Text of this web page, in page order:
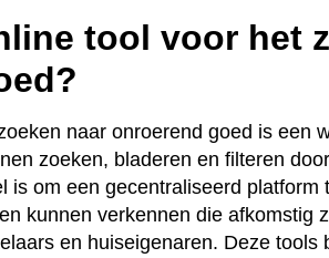
tool voor het
naar onroerend goed is een
zoeken, bladeren en filteren
is om een gecentraliseerd platform
kunnen verkennen die afkomstig
en huiseigenaren. Deze tools